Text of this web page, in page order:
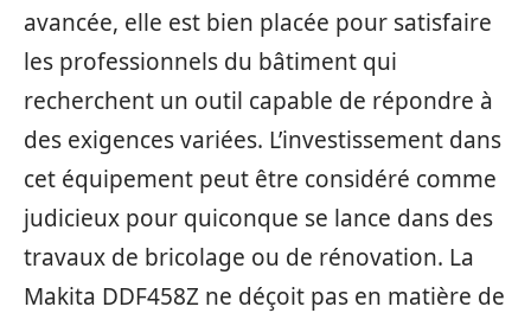
avancée, elle est bien placée pour satisfaire
les professionnels du bâtiment qui
recherchent un outil capable de répondre à
des exigences variées. L’investissement dans
cet équipement peut être considéré comme
judicieux pour quiconque se lance dans des
travaux de bricolage ou de rénovation. La
Makita DDF458Z ne déçoit pas en matière de